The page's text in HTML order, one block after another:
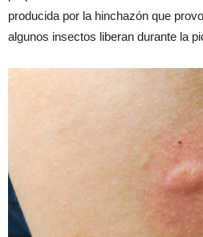
producida por la hinchazón que
algunos insectos liberan durante la